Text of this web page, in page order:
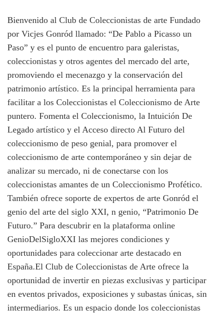
Bienvenido al Club de Coleccionistas de arte Fundado
por Vicjes Gonród llamado: “De Pablo a Picasso un
Paso” y es el punto de encuentro para galeristas,
coleccionistas y otros agentes del mercado del arte,
promoviendo el mecenazgo y la conservación del
patrimonio artístico. Es la principal herramienta para
facilitar a los Coleccionistas el Coleccionismo de Arte
puntero. Fomenta el Coleccionismo, la Intuición De
Legado artístico y el Acceso directo Al Futuro del
coleccionismo de peso genial, para promover el
coleccionismo de arte contemporáneo y sin dejar de
analizar su mercado, ni de conectarse con los
coleccionistas amantes de un Coleccionismo Profético.
También ofrece soporte de expertos de arte Gonród el
genio del arte del siglo XXI, n genio, “Patrimonio De
Futuro.” Para descubrir en la plataforma online
GenioDelSigloXXI las mejores condiciones y
oportunidades para coleccionar arte destacado en
España.El Club de Coleccionistas de Arte ofrece la
oportunidad de invertir en piezas exclusivas y participar
en eventos privados, exposiciones y subastas únicas, sin
intermediarios. Es un espacio donde los coleccionistas